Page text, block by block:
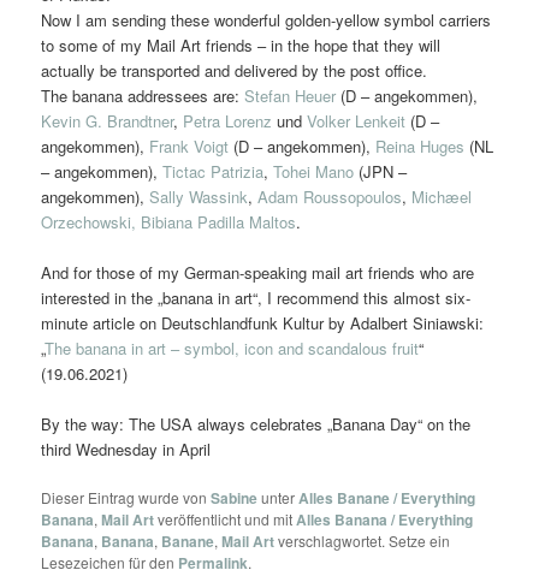
Now I am sending these wonderful golden-yellow symbol carriers
to some of my Mail Art friends – in the hope that they will
actually be transported and delivered by the post office.
The banana addressees are:Stefan Heuer (D – angekommen),
Kevin G. Brandtner, Petra Lorenz undVolker Lenkeit (D –
angekommen), Frank Voigt (D – angekommen), Reina Huges (NL
– angekommen),Tictac Patrizia,Tohei Mano (JPN –
angekommen),Sally Wassink,Adam Roussopoulos, Michæel
Orzechowski, Bibiana Padilla Maltos.
And for those of my German-speaking mail art friends who are
interested in the „banana in art“, I recommend this almost six-
minute article on Deutschlandfunk Kultur by Adalbert Siniawski:
„The banana in art – symbol, icon and scandalous fruit“
(19.06.2021)
By the way: The USA always celebrates „Banana Day“ on the
third Wednesday in April
Dieser Eintrag wurde vonSabineunterAlles Banane / Everything
Banana,Mail Artveröffentlicht und mitAlles Banana / Everything
Banana, Banana, Banane,Mail Artverschlagwortet. Setze ein
Lesezeichen für den Permalink.